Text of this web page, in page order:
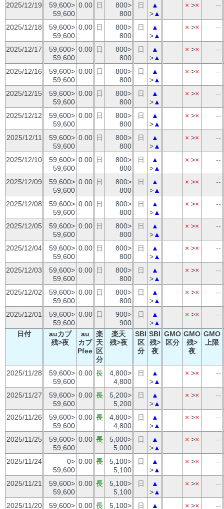
2025/12/19
59,600>
59,600
0.00 日
800>
800
日
▲
>▲
× >× --
2025/12/18
59,600>
59,600
0.00 日
800>
800
日
▲
>▲
× >× --
2025/12/17
59,600>
59,600
0.00 日
800>
800
日
▲
>▲
× >× --
2025/12/16
59,600>
59,600
0.00 日
800>
800
日
▲
>▲
× >× --
2025/12/15
59,600>
59,600
0.00 日
800>
800
日
▲
>▲
× >× --
2025/12/12
59,600>
59,600
0.00 日
800>
800
日
▲
>▲
× >× --
2025/12/11
59,600>
59,600
0.00 日
800>
800
日
▲
>▲
× >× --
2025/12/10
59,600>
59,600
0.00 日
800>
800
日
▲
>▲
× >× --
2025/12/09
59,600>
59,600
0.00 日
800>
800
日
▲
>▲
× >× --
2025/12/08
59,600>
59,600
0.00 日
800>
800
日
▲
>▲
× >× --
2025/12/05
59,600>
59,600
0.00 日
800>
800
日
▲
>▲
× >× --
2025/12/04
59,600>
59,600
0.00 日
800>
800
日
▲
>▲
× >× --
2025/12/03
59,600>
59,600
0.00 日
800>
800
日
▲
>▲
× >× --
2025/12/02
59,600>
59,600
0.00 日
800>
800
日
▲
>▲
× >× --
2025/12/01
59,600>
59,600
0.00 日
900>
900
日
▲
>▲
× >× --
日付
auカブ
残>夜
au
カブ
Pfee
楽
天
区
分
楽天
残>夜
SBI
区
分
SBI
残>
夜
GMO
区分
GMO
残>
夜
GMO
上限
2025/11/28
59,600>
59,600
0.00 長
4,800>
4,800
日
▲
>▲
× >× --
2025/11/27
59,600>
59,600
0.00 長
5,200>
5,200
日
▲
>▲
× >× --
2025/11/26
59,600>
59,600
0.00 長
4,800>
4,800
日
▲
>▲
× >× --
2025/11/25
59,600>
59,600
0.00 長
5,000>
5,000
日
▲
>▲
× >× --
2025/11/24
0>
59,600
0.00 長
5,100>
5,100
日
▲
>▲
× >× --
2025/11/21
59,600>
59,600
0.00 長
5,100>
5,100
日
▲
>▲
× >× --
2025/11/20 59,600> 0.00 長 5,100> 日 ▲ × >× --